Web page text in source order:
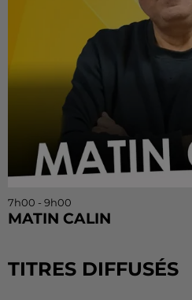
7h00 - 9h00
MATIN CALIN
TITRES DIFFUSÉS